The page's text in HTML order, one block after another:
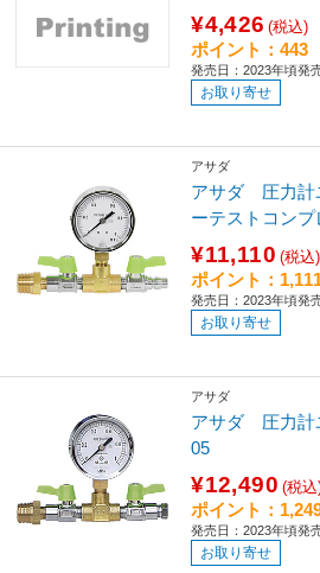
¥4,426 (税込)
ポイント：443
発売日：2023年頃発
お取り寄せ
アサダ
アサダ 圧力計
ーテストコン
¥11,110 (税込)
ポイント：
発売日：2023年頃発
お取り寄せ
アサダ
アサダ 圧力計
05
¥12,490 (税込
ポイント：
発売日：2023年頃発
お取り寄せ